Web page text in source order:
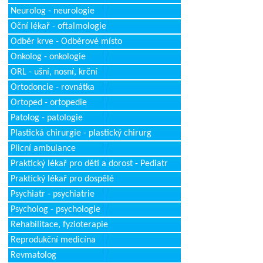
Neurolog - neurologie
Oční lékař - oftalmologie
Odběr krve - Odběrové místo
Onkolog - onkologie
ORL - ušní, nosní, krční
Ortodoncie - rovnátka
Ortoped - ortopedie
Patolog - patologie
Plastická chirurgie - plastický chirurg
Plicní ambulance
Praktický lékař pro děti a dorost - Pediatr
Praktický lékař pro dospělé
Psychiatr - psychiatrie
Psycholog - psychologie
Rehabilitace, fyzioterapie
Reprodukční medicína
Revmatolog